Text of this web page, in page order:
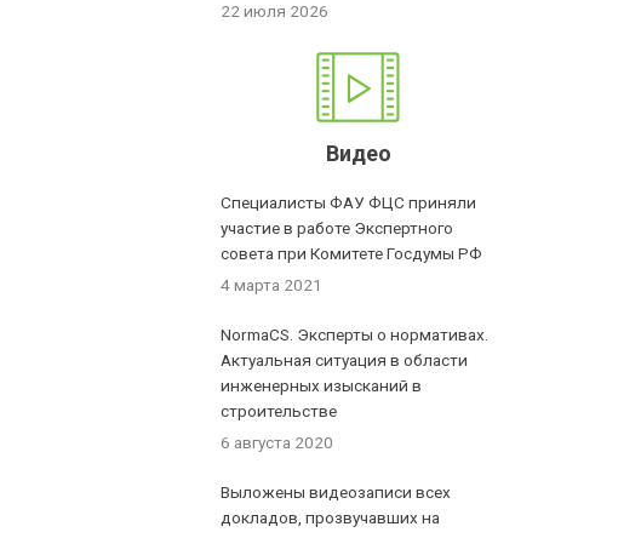
22 июля 2026
Видео
Специалисты ФАУ ФЦС приняли
участие в работе Экспертного
совета при Комитете Госдумы РФ
4 марта 2021
NormaCS. Эксперты о нормативах.
Актуальная ситуация в области
инженерных изысканий в
строительстве
6 августа 2020
Выложены видеозаписи всех
докладов, прозвучавших на